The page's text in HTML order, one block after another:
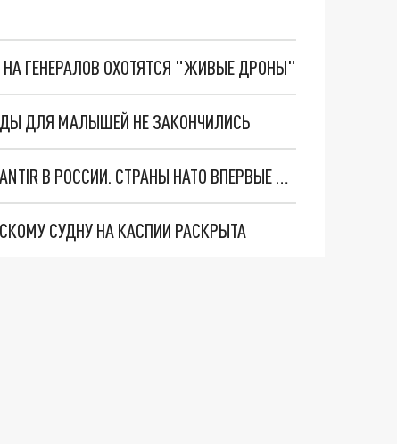
ГЕНЕРАЛОВ ОХОТЯТСЯ "ЖИВЫЕ ДРОНЫ"
ДЛЯ МАЛЫШЕЙ НЕ ЗАКОНЧИЛИСЬ
"ОЧЕНЬ ПЛОХИЕ НОВОСТИ": БОЛЬШАЯ ОШИБКА PALANTIR В РОССИИ. СТРАНЫ НАТО ВПЕРВЫЕ ЗА СВО ОСТАНОВИЛИ ПОСТАВКИ ОРУЖИЯ. ВСУ ТЕРЯЮТ ПРИГРАНИЧЬЕ?
СУДНУ НА КАСПИИ РАСКРЫТА